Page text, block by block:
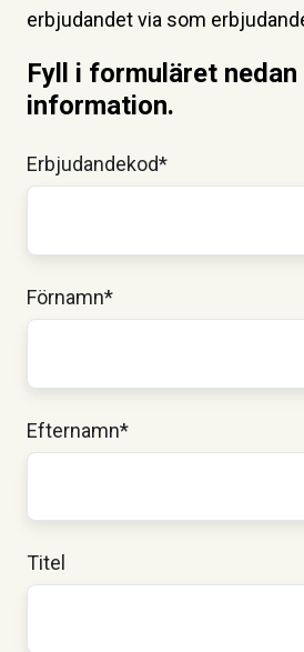
erbjudandet via som
Fyll i formuläret
information.
Erbjudandekod*
Förnamn*
Efternamn*
Titel